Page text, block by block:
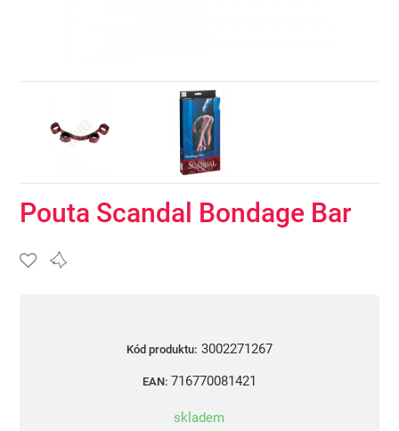
Pouta Scandal Bondage Bar
Kód produktu: 3002271267
EAN: 716770081421
skladem